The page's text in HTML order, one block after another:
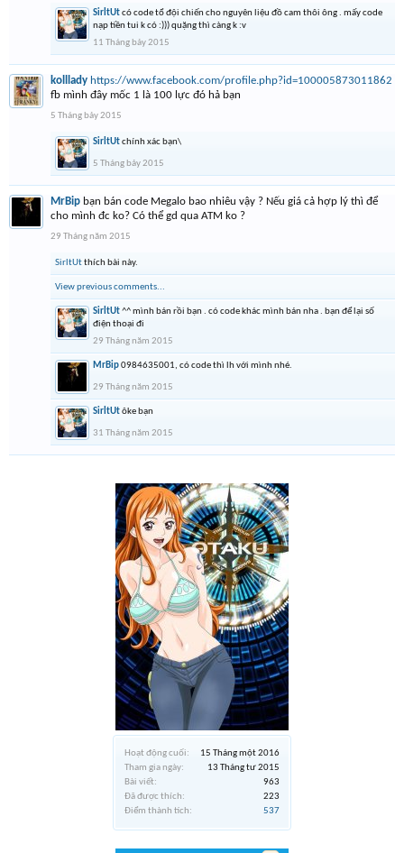
Hoạt động cuối:
15 Tháng một 2016
Tham gia ngày:
13 Tháng tư 2015
Bài viết:
963
Đã được thích:
223
Điểm thành tích:
537
SirltUtcó code tổ đội chiến cho nguyên liệu đồ cam thôi ông . mấy code
nạp tiền tui k có :))) quặng thì càng k :v
11 Tháng bảy 2015
kolllady https://www.facebook.com/profile.php?id=100005873011862
fb mình đây mốc 1 là 100 lực đó hả bạn
5 Tháng bảy 2015
SirltUtchính xác bạn\
5 Tháng bảy 2015
MrBip bạn bán code Megalo bao nhiêu vậy ? Nếu giá cả hợp lý thì để
cho mình đc ko? Có thể gd qua ATM ko ?
29 Tháng năm 2015
SirltUtthích bài này.
View previous comments...
SirltUt^^ mình bán rồi bạn . có code khác mình bán nha . bạn để lại số
điện thoại đi
29 Tháng năm 2015
MrBip0984635001, có code thì lh với mình nhé.
29 Tháng năm 2015
SirltUtôke bạn
31 Tháng năm 2015